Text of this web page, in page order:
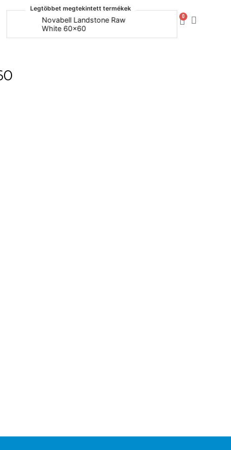
Legtöbbet megtekintett termékek
Novabell Landstone Raw
White 60x60
0